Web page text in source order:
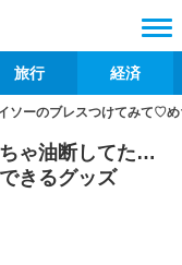
旅行 経済
ソーのブレスつけてみて♡
ゃ油断してた…
きるグッズ